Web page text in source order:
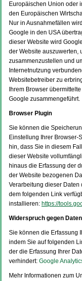
Europäischen Union oder
den Europäischen
Nur in Ausnahmefällen
Google in den USA
dieser Website wird
der Website auszuwerten,
zusammenzustellen und
Internetnutzung
Websitebetreiber zu
Ihrem Browser
Google zusammengeführt.
Browser Plugin
Sie können die
Einstellung Ihrer Browser-
hin, dass Sie in diesem
dieser Website
hinaus die Erfassung der
der Website bezogenen
Verarbeitung dieser
dem folgenden Link
installieren: https://
Widerspruch gegen
Sie können die Erfassung
indem Sie auf folgenden
der die Erfassung Ihrer
verhindert: Google
Mehr Informationen zum